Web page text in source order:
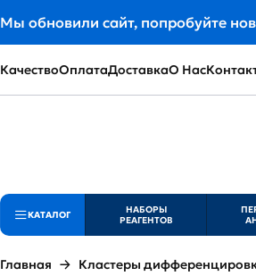
Мы обновили сайт, попробуйте
КачествоОплатаДоставкаО Нас
КАТАЛОГ
НАБОРЫ
РЕАГЕНТОВ
Главная Кластеры